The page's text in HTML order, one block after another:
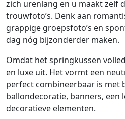
zich urenlang en u maakt zelf
trouwfoto’s. Denk aan
grappige groepsfoto’s en
dag nóg bijzonderder maken.
Omdat het springkussen
en luxe uit. Het vormt een
perfect combineerbaar is met
ballondecoratie, banners, een
decoratieve elementen.